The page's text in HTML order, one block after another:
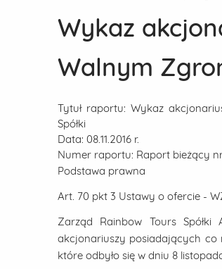
Wykaz
Walnym
Tytuł raportu: Wykaz
Spółki
Data: 08.11.2016 r.
Numer raportu: Raport bieżący
Podstawa prawna
Art. 70 pkt 3 Ustawy o ofercie -
Zarząd Rainbow Tours
akcjonariuszy posiadających co
które odbyło się w dniu 8